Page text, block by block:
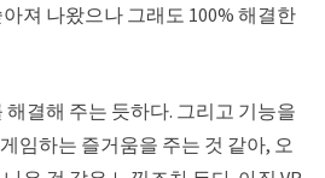
져 나왔으나 그래도 100% 해결한
결해 주는 듯하다. 그리고 기능을
임하는 즐거움을 주는 것 같아, 오